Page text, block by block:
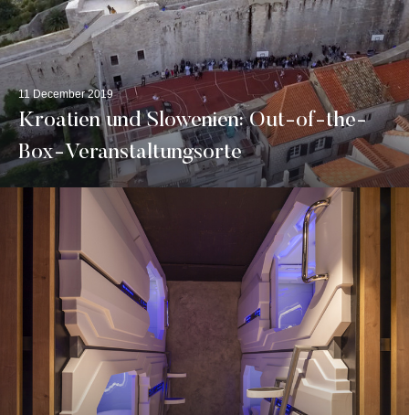
11 December 2019
Kroatien und Slowenien: Out-of-the-
Box-Veranstaltungsorte